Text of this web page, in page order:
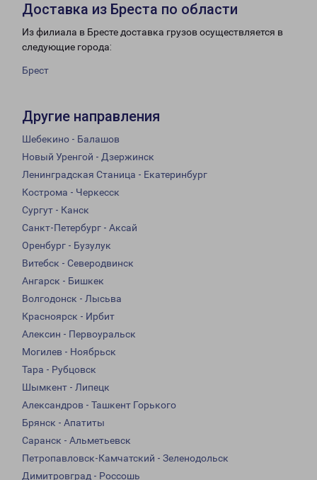
Доставка из Бреста по области
Из филиала в Бресте доставка грузов осуществляется в
следующие города:
Брест
Другие направления
Шебекино - Балашов
Новый Уренгой - Дзержинск
Ленинградская Станица - Екатеринбург
Кострома - Черкесск
Сургут - Канск
Санкт-Петербург - Аксай
Оренбург - Бузулук
Витебск - Северодвинск
Ангарск - Бишкек
Волгодонск - Лысьва
Красноярск - Ирбит
Алексин - Первоуральск
Могилев - Ноябрьск
Тара - Рубцовск
Шымкент - Липецк
Александров - Ташкент Горького
Брянск - Апатиты
Саранск - Альметьевск
Петропавловск-Камчатский - Зеленодольск
Димитровград - Россошь